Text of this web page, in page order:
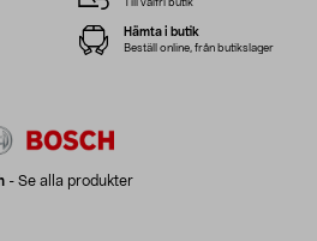
- Se alla produkter
Till valfri butik
Hämta i butik
Beställ online, från butikslager